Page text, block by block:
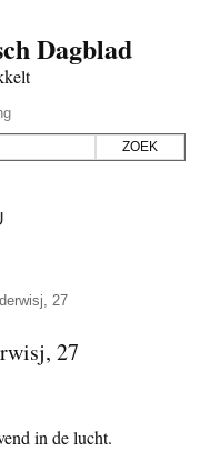
Dagblad
27
27